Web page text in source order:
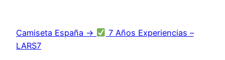
contenido
Camiseta España →
7 Años Experiencias –
LARS7